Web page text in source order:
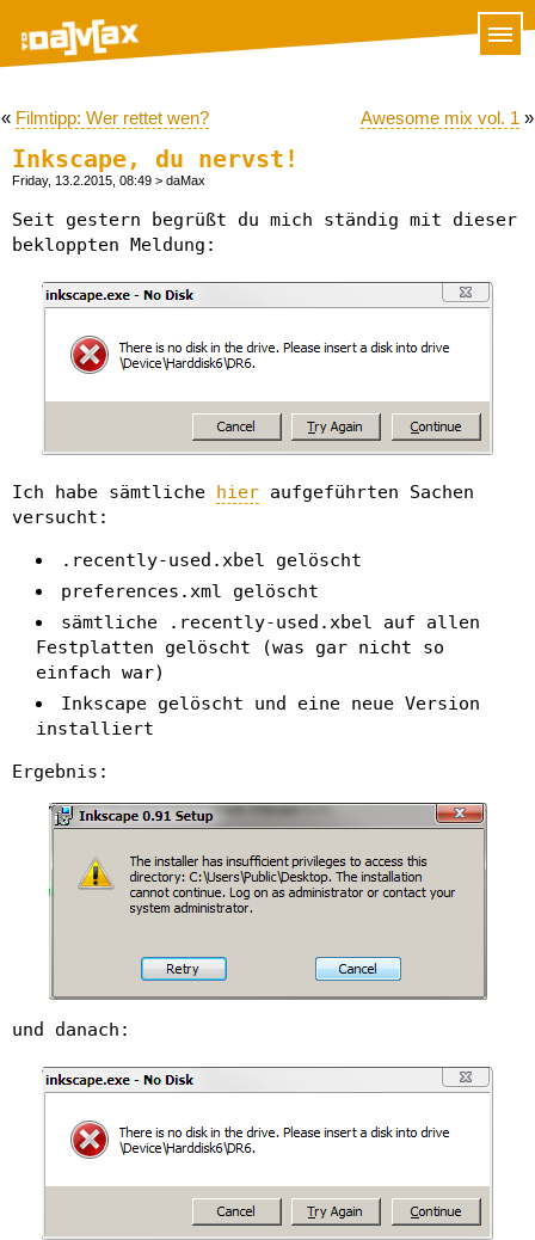
« Filmtipp: Wer rettet wen? Awesome mix vol. 1 »
Inkscape, du nervst!
Friday, 13.2.2015, 08:49 > daMax
Seit gestern begrüßt du mich ständig mit dieser
bekloppten Meldung:
Ich habe sämtliche hier aufgeführten Sachen
versucht:
.recently-used.xbel gelöscht
preferences.xml gelöscht
sämtliche .recently-used.xbel auf allen
Festplatten gelöscht (was gar nicht so
einfach war)
Inkscape gelöscht und eine neue Version
installiert
Ergebnis:
und danach: